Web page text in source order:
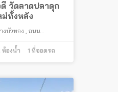
วัดลาดปลาดุก
ทั้งหลัง
งบัวทอง , ถนน
ห้องน้ำ 1 ที่จอดรถ